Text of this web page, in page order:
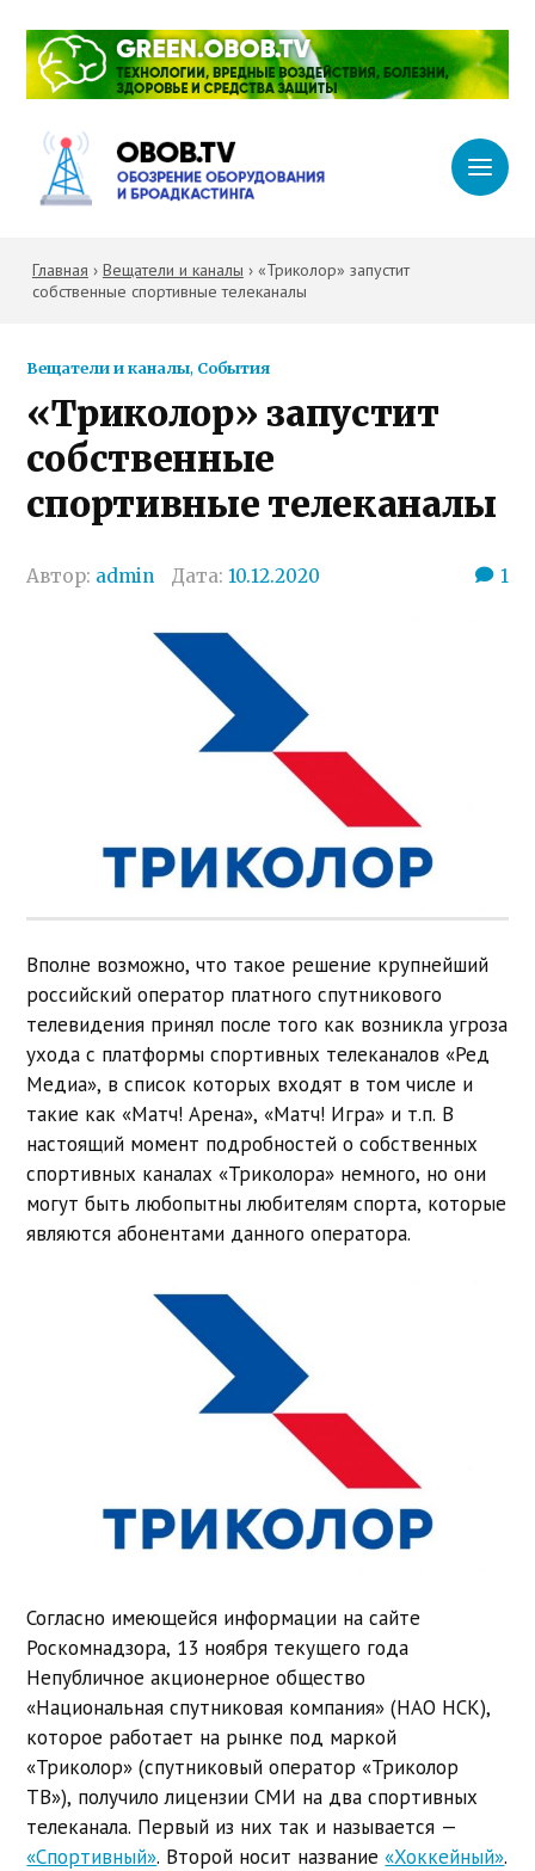
Главная › Вещатели и каналы › «Триколор» запустит
собственные спортивные телеканалы
Вещатели и каналы, События
«Триколор» запустит
собственные
спортивные телеканалы
Автор: admin Дата:10.12.2020 1
Вполне возможно, что такое решение крупнейший
российский оператор платного спутникового
телевидения принял после того как возникла угроза
ухода с платформы спортивных телеканалов «Ред
Медиа», в список которых входят в том числе и
такие как «Матч! Арена», «Матч! Игра» и т.п. В
настоящий момент подробностей о собственных
спортивных каналах «Триколора» немного, но они
могут быть любопытны любителям спорта, которые
являются абонентами данного оператора.
Согласно имеющейся информации на сайте
Роскомнадзора, 13 ноября текущего года
Непубличное акционерное общество
«Национальная спутниковая компания» (НАО НСК),
которое работает на рынке под маркой
«Триколор» (спутниковый оператор «Триколор
ТВ»), получило лицензии СМИ на два спортивных
телеканала. Первый из них так и называется —
«Спортивный». Второй носит название«Хоккейный».